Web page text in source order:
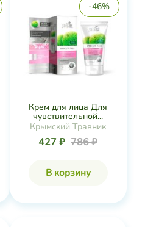
-46%
Крем для лица Для
чувствительной...
Крымский Травник
427 ₽ 786 ₽
В корзину